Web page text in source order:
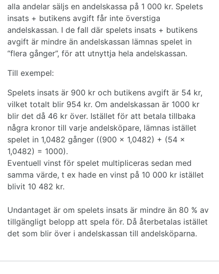
alla andelar säljs en andelskassa på 1 000 kr. Spelets
insats + butikens avgift får inte överstiga
andelskassan. I de fall där spelets insats + butikens
avgift är mindre än andelskassan lämnas spelet in
“flera gånger”, för att utnyttja hela andelskassan.
Till exempel:
Spelets insats är 900 kr och butikens avgift är 54 kr,
vilket totalt blir 954 kr. Om andelskassan är 1000 kr
blir det då 46 kr över. Istället för att betala tillbaka
några kronor till varje andelsköpare, lämnas istället
spelet in 1,0482 gånger ((900 x 1,0482) + (54 x
1,0482) = 1000).
Eventuell vinst för spelet multipliceras sedan med
samma värde, t ex hade en vinst på 10 000 kr istället
blivit 10 482 kr.
Undantaget är om spelets insats är mindre än 80 % av
tillgängligt belopp att spela för. Då återbetalas istället
det som blir över i andelskassan till andelsköparna.